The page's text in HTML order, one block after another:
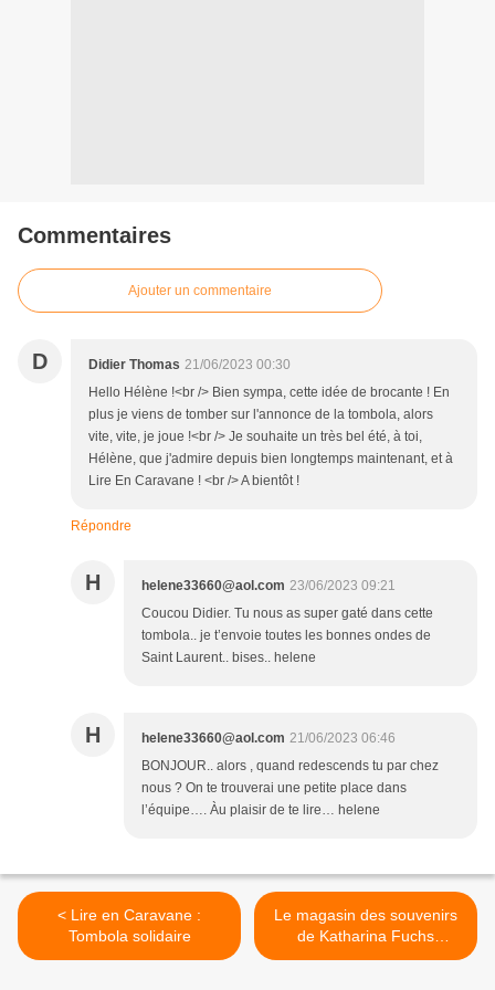
Commentaires
Ajouter un commentaire
D Didier Thomas 21/06/2023 00:30
Hello Hélène !<br /> Bien sympa, cette idée de brocante ! En
plus je viens de tomber sur l'annonce de la tombola, alors
vite, vite, je joue !<br /> Je souhaite un très bel été, à toi,
Hélène, que j'admire depuis bien longtemps maintenant, et à
Lire En Caravane ! <br /> A bientôt !
Répondre
H helene33660@aol.com 23/06/2023 09:21
Coucou Didier. Tu nous as super gaté dans cette
tombola.. je t’envoie toutes les bonnes ondes de
Saint Laurent.. bises.. helene
H helene33660@aol.com 21/06/2023 06:46
BONJOUR.. alors , quand redescends tu par chez
nous ? On te trouverai une petite place dans
l’équipe…. Àu plaisir de te lire… helene
< Lire en Caravane :
Tombola solidaire
Le magasin des souvenirs
de Katharina Fuchs
(éditions J Lattés ) >